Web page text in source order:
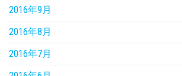
2016年9月
2016年8月
2016年7月